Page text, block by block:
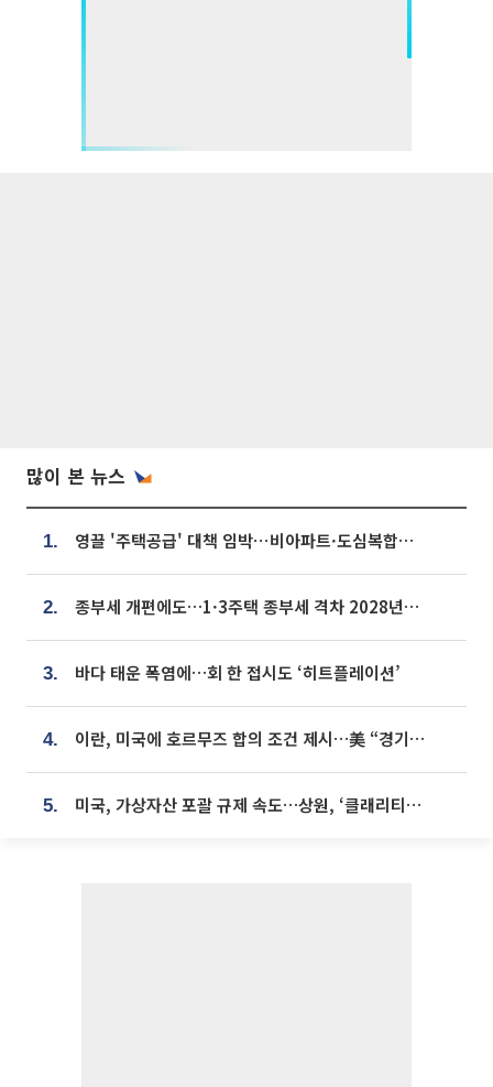
많이 본 뉴스
1. 영끌 '주택공급' 대책 임박⋯비아파트·도심복합까지 총동원
2. 종부세 개편에도…1·3주택 종부세 격차 2028년부터 확대
3. 바다 태운 폭염에…회 한 접시도 ‘히트플레이션’
4. 이란, 미국에 호르무즈 합의 조건 제시…美 “경기 아직 안 끝나” [종합]
5. 미국, 가상자산 포괄 규제 속도…상원, ‘클래리티법’ 9월 절차투표 추진